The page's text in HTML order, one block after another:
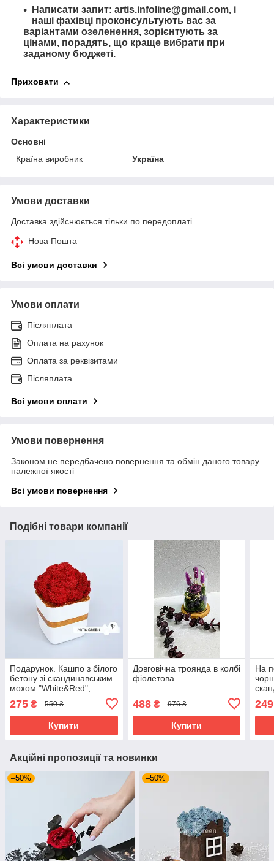
Написати запит: artis.infoline@gmail.com, і
наші фахівці проконсультують вас за
варіантами озеленення, зорієнтують за
цінами, порадять, що краще вибрати при
заданому бюджеті.
Приховати
Характеристики
Основні
Країна виробник
Україна
Умови доставки
Доставка здійснюється тільки по передоплаті.
Нова Пошта
Всі умови доставки
Умови оплати
Післяплата
Оплата на рахунок
Оплата за реквізитами
Післяплата
Всі умови оплати
Умови повернення
Законом не передбачено повернення та обмін даного товару
належної якості
Всі умови повернення
Подібні товари компанії
Подарунок. Кашпо з білого
бетону зі скандинавським
мохом "White&Red",
275 ₴ 550 ₴
Купити
Довговічна троянда в колбі
фіолетова
488₴ 976 ₴
Купити
На
Акційні пропозиції та новинки
–50% –50%